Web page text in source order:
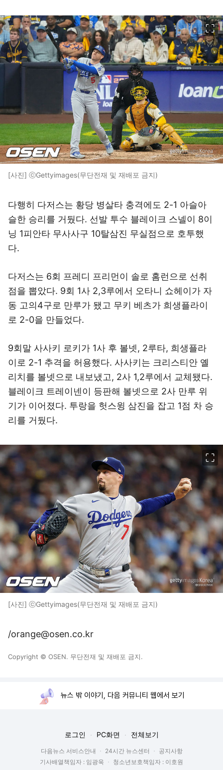
[사진] ⓒGettyimages(무단전재 및 재배포 금지)
다행히 다저스는 황당 병살타 충격에도 2-1 아슬아
슬한 승리를 거뒀다. 선발 투수 블레이크 스넬이 8이
닝 1피안타 무사사구 10탈삼진 무실점으로 호투했
다.
다저스는 6회 프레디 프리먼이 솔로 홈런으로 선취
점을 뽑았다. 9회 1사 2,3루에서 오타니 쇼헤이가 자
동 고의4구로 만루가 됐고 무키 베츠가 희생플라이
로 2-0을 만들었다.
9회말 사사키 로키가 1사 후 볼넷, 2루타, 희생플라
이로 2-1 추격을 허용했다. 사사키는 크리스티안 옐
리치를 볼넷으로 내보냈고, 2사 1,2루에서 교체됐다.
블레이크 트레이넨이 등판해 볼넷으로 2사 만루 위
기가 이어졌다. 투랑을 헛스윙 삼진을 잡고 1점 차 승
리를 거뒀다.
[사진] ⓒGettyimages(무단전재 및 재배포 금지)
/orange@osen.co.kr
Copyright © OSEN. 무단전재 및 재배포 금지.
뉴스 밖 이야기, 다음 커뮤니티 웹에서 보기
로그인 PC화면 전체보기
다음뉴스 서비스안내 24시간 뉴스센터
공지사항
기사배열책임자 : 임광욱
청소년보호책임자 : 이호원